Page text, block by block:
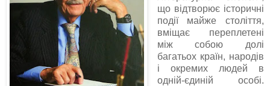
що відтворює історичні
події майже століття,
вміщає переплетені
між собою долі
багатьох країн, народів
і окремих людей в
одній-єдиній особі.